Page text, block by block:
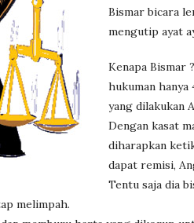
Bismar bicara
mengutip ayat
Kenapa Bismar
hukuman
yang dilakukan
Dengan kasat
diharapkan
dapat remisi,
Tentu saja dia
melimpah.